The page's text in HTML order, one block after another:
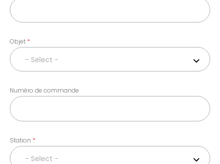
Objet
- Select -
Numéro de commande
Station
- Select -